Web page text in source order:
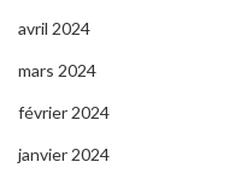
avril 2024
mars 2024
février 2024
janvier 2024